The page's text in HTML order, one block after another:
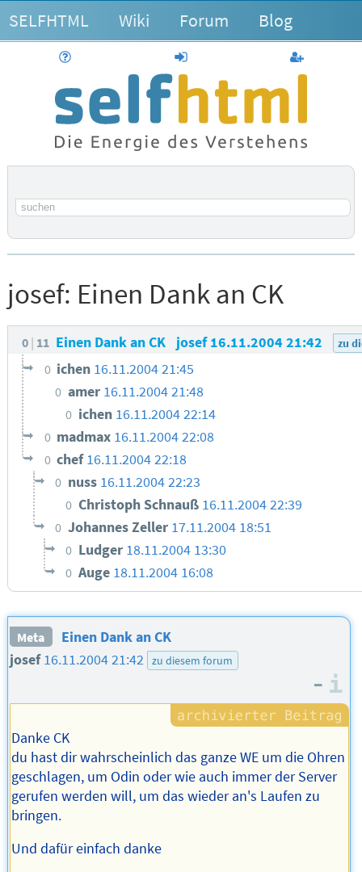
SELFHTML Wiki Forum Blog
anmelden
Suchbegriff
josef: Einen Dank an CK
0 11 Einen Dank an CK josef16.11.2004 21:42 zu
0 ichen 16.11.2004 21:45
0 amer 16.11.2004 21:48
0 ichen 16.11.2004 22:14
0 madmax 16.11.2004 22:08
0 chef16.11.2004 22:18
0 nuss 16.11.2004 22:23
0 Christoph Schnauß 16.11.2004 22:39
0 Johannes Zeller 17.11.2004 18:51
0 Ludger 18.11.2004 13:30
0 Auge 18.11.2004 16:08
Meta
Einen Dank an CK
josef16.11.2004 21:42 zu diesem forum
–
Danke CK
du hast dir wahrscheinlich das ganze WE um die Ohren
geschlagen, um Odin oder wie auch immer der Server
gerufen werden will, um das wieder an's Laufen zu
bringen.
Und dafür einfach danke